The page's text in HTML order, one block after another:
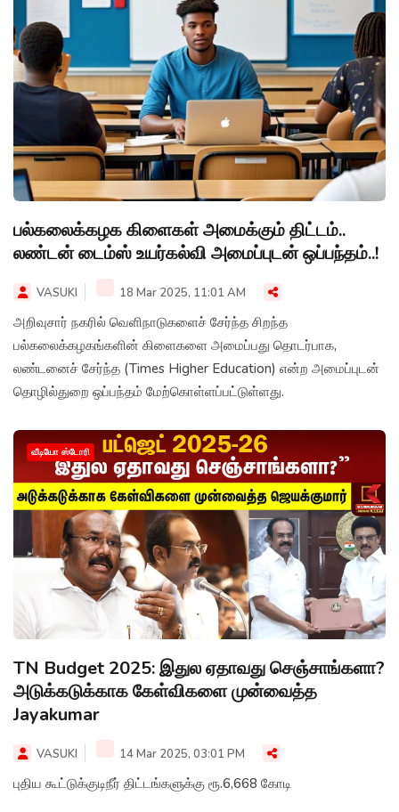
பல்கலைக்கழக கிளைகள் அமைக்கும் திட்டம்..
லண்டன் டைம்ஸ் உயர்கல்வி அமைப்புடன் ஒப்பந்தம்..!
VASUKI 18 Mar 2025, 11:01 AM
அறிவுசார் நகரில் வெளிநாடுகளைச் சேர்ந்த சிறந்த
பல்கலைக்கழகங்களின் கிளைகளை அமைப்பது தொடர்பாக,
லண்டனைச் சேர்ந்த (Times Higher Education) என்ற அமைப்புடன்
தொழில்துறை ஒப்பந்தம் மேற்கொள்ளப்பட்டுள்ளது.
வீடியோ ஸ்டோரி
TN Budget 2025: இதுல ஏதாவது செஞ்சாங்களா?
அடுக்கடுக்காக கேள்விகளை முன்வைத்த
Jayakumar
VASUKI 14 Mar 2025, 03:01 PM
புதிய கூட்டுக்குடிநீர் திட்டங்களுக்கு ரூ.6,668 கோடி